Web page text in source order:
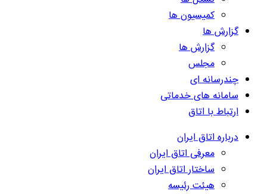
کمیسیون ها
گزارش ها
گزارش ها
مجلس
چندرسانه ای
سامانه های خدماتی
ارتباط با اتاق
درباره اتاق ایران
معرفی اتاق ایران
ساختار اتاق ایران
هیئت رئیسه